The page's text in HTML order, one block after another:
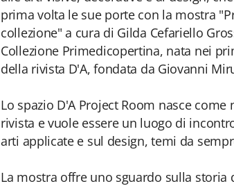
prima volta le sue porte con la mostra
collezione" a cura di Gilda Cefariello
Collezione Primedicopertina, nata nei
della rivista D'A, fondata da Giovanni
Lo spazio D'A Project Room nasce
rivista e vuole essere un luogo di
arti applicate e sul design, temi da
La mostra offre uno sguardo sulla